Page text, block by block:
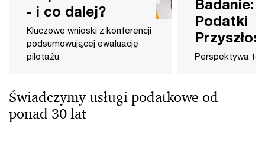
- i co dalej?
Kluczowe wnioski z konferencji
podsumowującej ewaluację
pilotażu
Badanie:
Podatki
Perspektywa
Świadczymy usługi podatkowe od
ponad 30 lat